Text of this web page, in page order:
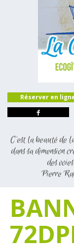
Réserver en
C’est la beauté de
dans sa dimension
des
Pierre